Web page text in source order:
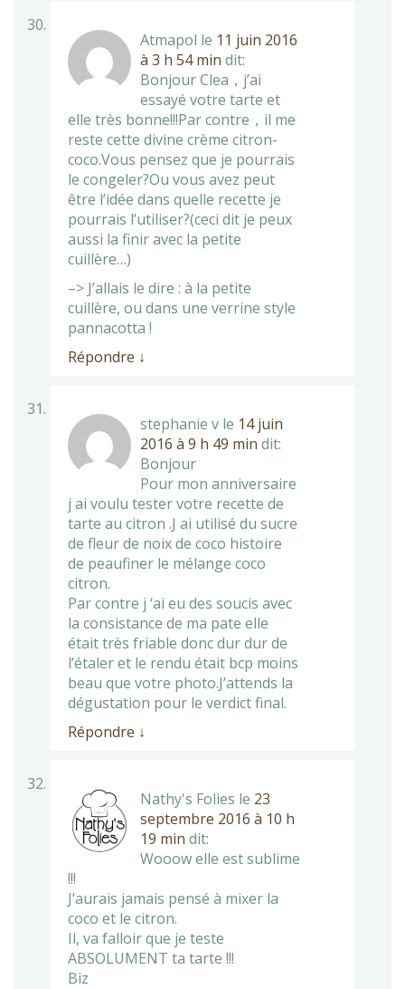
Atmapol le 11 juin 2016
à 3 h 54 min dit:
Bonjour Clea，j’ai
essayé votre tarte et
elle très bonne!!!Par contre，il me
reste cette divine crème citron-
coco.Vous pensez que je pourrais
le congeler?Ou vous avez peut
être l’idée dans quelle recette je
pourrais l’utiliser?(ceci dit je peux
aussi la finir avec la petite
cuillère…)
–> J’allais le dire : à la petite
cuillère, ou dans une verrine style
pannacotta !
Répondre ↓
stephanie v le 14 juin
2016 à 9 h 49 min dit:
Bonjour
Pour mon anniversaire
j ai voulu tester votre recette de
tarte au citron .J ai utilisé du sucre
de fleur de noix de coco histoire
de peaufiner le mélange coco
citron.
Par contre j ‘ai eu des soucis avec
la consistance de ma pate elle
était très friable donc dur dur de
l’étaler et le rendu était bcp moins
beau que votre photo.J’attends la
dégustation pour le verdict final.
Répondre ↓
Nathy's Folies le 23
septembre 2016 à 10 h
19 min dit:
Wooow elle est sublime
!!!
J’aurais jamais pensé à mixer la
coco et le citron.
Il, va falloir que je teste
ABSOLUMENT ta tarte !!!
Biz